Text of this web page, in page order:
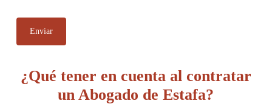
¿Qué tener en cuenta al contratar
un Abogado de Estafa?